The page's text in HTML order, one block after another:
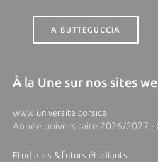
A BUTTEGUCCIA
À la Une sur nos sites
www.universita.corsica
Année universitaire 2026/2027 -
Etudiants & futurs étudiants